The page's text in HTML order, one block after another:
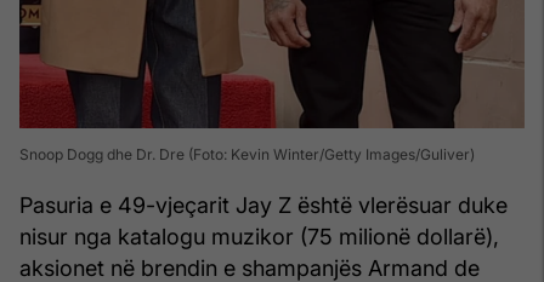
Snoop Dogg dhe Dr. Dre (Foto: Kevin Winter/Getty Images/Guliver)
Pasuria e 49-vjeçarit Jay Z është vlerësuar duke
nisur nga katalogu muzikor (75 milionë dollarë),
aksionet në brendin e shampanjës Armand de